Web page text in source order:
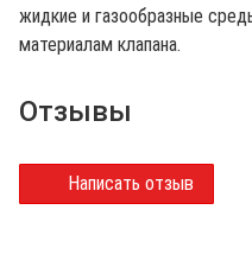
жидкие и газообразные
материалам клапана.
Отзывы
Написать отзыв